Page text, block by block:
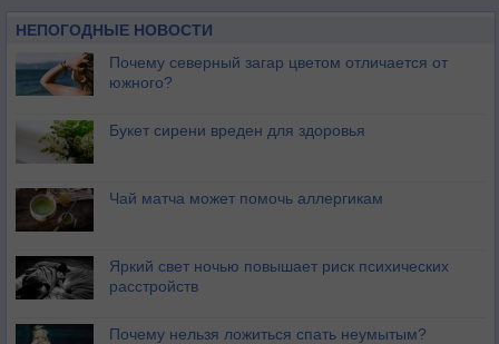
НЕПОГОДНЫЕ НОВОСТИ
Почему северный загар цветом отличается от
южного?
Букет сирени вреден для здоровья
Чай матча может помочь аллергикам
Яркий свет ночью повышает риск психических
расстройств
Почему нельзя ложиться спать неумытым?